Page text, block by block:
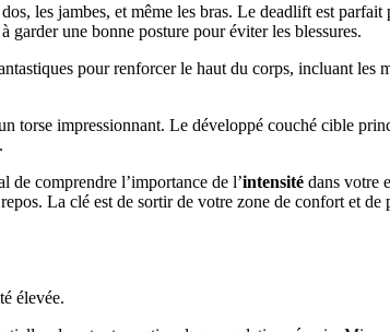
les jambes, et même les bras. Le deadlift est
une bonne posture pour éviter les blessures.
pour renforcer le haut du corps, incluant les
torse impressionnant. Le développé couché cible
de comprendre l’importance de l’intensité dans votre
La clé est de sortir de votre zone de confort et
élevée.